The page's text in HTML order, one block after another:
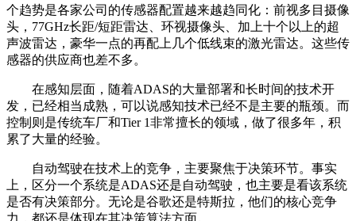
个趋势是各家公司的传感器配置越来越趋同化：前视多目摄像
头，77GHz长距/短距雷达、环视摄像头、加上十个以上的超
声波雷达，豪华一点的再配上几个低线束的激光雷达。这些传
感器的供应商也差不多。
在感知层面，随着ADAS的大量部署和长时间的技术开
发，已经相当成熟，可以说感知技术已经不是主要的瓶颈。而
控制则是传统车厂和Tier 1非常擅长的领域，做了很多年，积
累了大量的经验。
自动驾驶在技术上的竞争，主要聚焦于决策环节。事实
上，区分一个系统是ADAS还是自动驾驶，也主要是看该系统
是否有决策部分。无论是谷歌还是特斯拉，他们的核心竞争